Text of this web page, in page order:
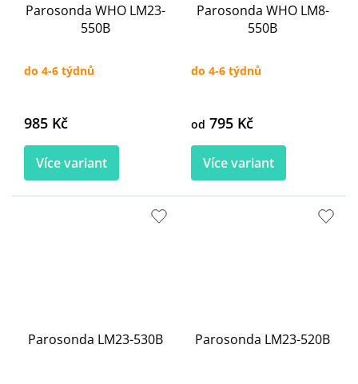
Parosonda WHO LM23-
550B
do 4-6 týdnů
985 Kč
Více variant
Parosonda WHO LM8-
550B
do 4-6 týdnů
od 795 Kč
Více variant
Parosonda LM23-530B Parosonda LM23-520B